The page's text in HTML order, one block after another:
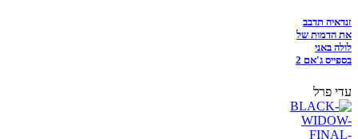
זנדאיה תדבב
את הדמות של
לולה באני
בספייס ג'אם 2
עדי פרל